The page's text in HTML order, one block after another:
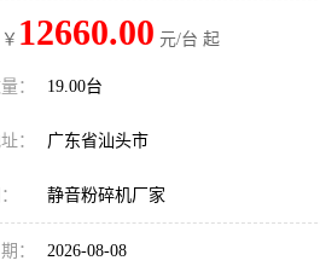
12660.00 元/台 起
： 19.00台
： 广东省汕头市
静音粉碎机厂家
： 2026-08-08